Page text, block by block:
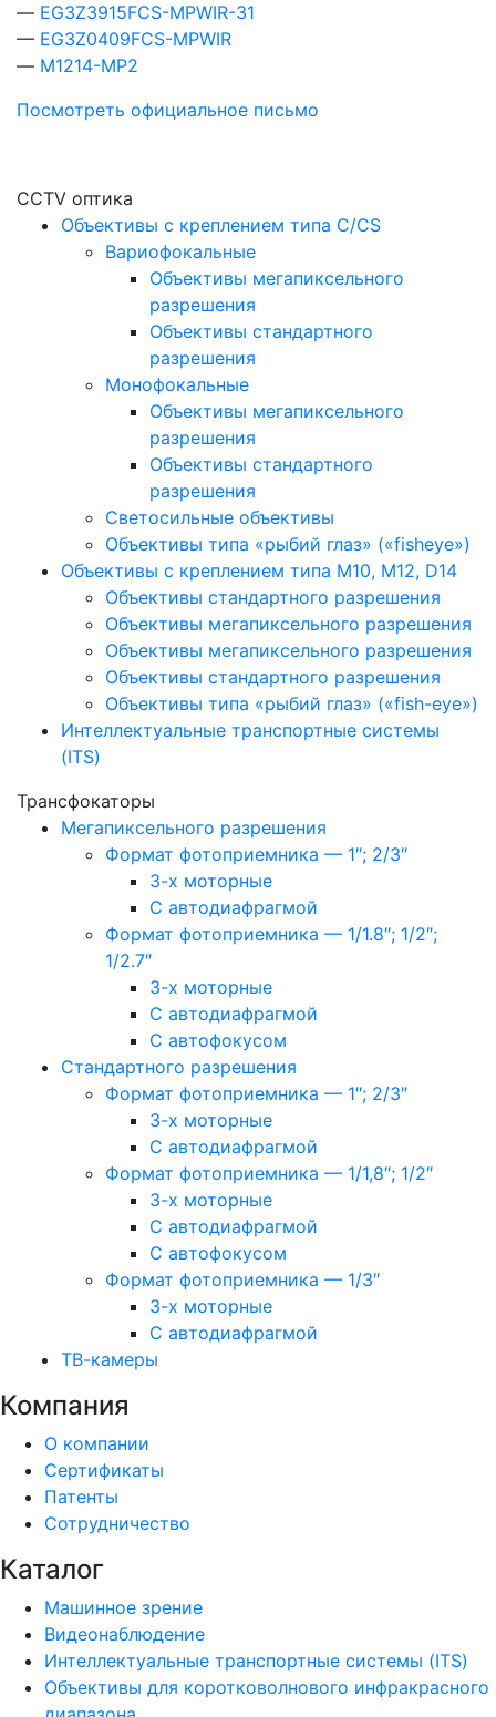
— EG3Z3915FCS-MPWIR-31
— EG3Z0409FCS-MPWIR
— M1214-MP2
Посмотреть официальное письмо
CCTV оптика
Объективы с креплением типа C/CS
Вариофокальные
Объективы мегапиксельного
разрешения
Объективы стандартного
разрешения
Монофокальные
Объективы мегапиксельного
разрешения
Объективы стандартного
разрешения
Светосильные объективы
Объективы типа «рыбий глаз» («fisheye»)
Объективы с креплением типа M10, M12, D14
Объективы стандартного разрешения
Объективы мегапиксельного разрешения
Объективы мегапиксельного разрешения
Объективы стандартного разрешения
Объективы типа «рыбий глаз» («fish-eye»)
Интеллектуальные транспортные системы
(ITS)
Трансфокаторы
Мегапиксельного разрешения
Формат фотоприемника — 1″; 2/3″
3-х моторные
С автодиафрагмой
Формат фотоприемника — 1/1.8″; 1/2″;
1/2.7″
3-х моторные
С автодиафрагмой
С автофокусом
Стандартного разрешения
Формат фотоприемника — 1″; 2/3″
3-х моторные
С автодиафрагмой
Формат фотоприемника — 1/1,8″; 1/2″
3-х моторные
С автодиафрагмой
С автофокусом
Формат фотоприемника — 1/3″
3-х моторные
С автодиафрагмой
ТВ-камеры
Компания
О компании
Сертификаты
Патенты
Сотрудничество
Каталог
Машинное зрение
Видеонаблюдение
Интеллектуальные транспортные системы (ITS)
Объективы для коротковолнового инфракрасного